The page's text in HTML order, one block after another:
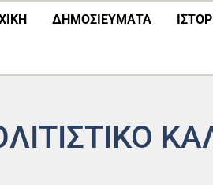
ΔΗΜΟΣΙΕΎΜΑΤΑ